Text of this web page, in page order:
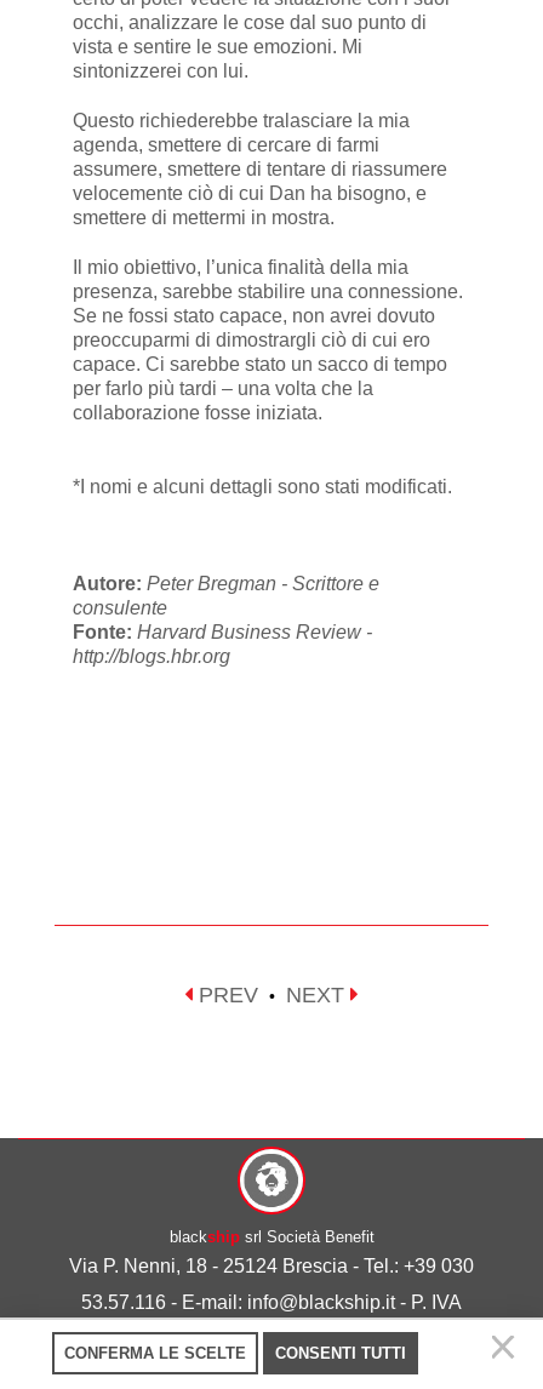
occhi, analizzare le cose dal suo punto di
vista e sentire le sue emozioni. Mi
sintonizzerei con lui.
Questo richiederebbe tralasciare la mia
agenda, smettere di cercare di farmi
assumere, smettere di tentare di riassumere
velocemente ciò di cui Dan ha bisogno, e
smettere di mettermi in mostra.
Il mio obiettivo, l’unica finalità della mia
presenza, sarebbe stabilire una connessione.
Se ne fossi stato capace, non avrei dovuto
preoccuparmi di dimostrargli ciò di cui ero
capace. Ci sarebbe stato un sacco di tempo
per farlo più tardi – una volta che la
collaborazione fosse iniziata.
*I nomi e alcuni dettagli sono stati modificati.
Autore: Peter Bregman - Scrittore e
consulente
Fonte: Harvard Business Review -
http://blogs.hbr.org
PREV • NEXT
blackshipsrl Società Benefit
Via P. Nenni, 18 - 25124 Brescia - Tel.: +39 030
53.57.116 - E-mail: info@blackship.it - P. IVA
03492980986
Privacy policy-Cookie policy
CONFERMA LE SCELTE CONSENTI TUTTI